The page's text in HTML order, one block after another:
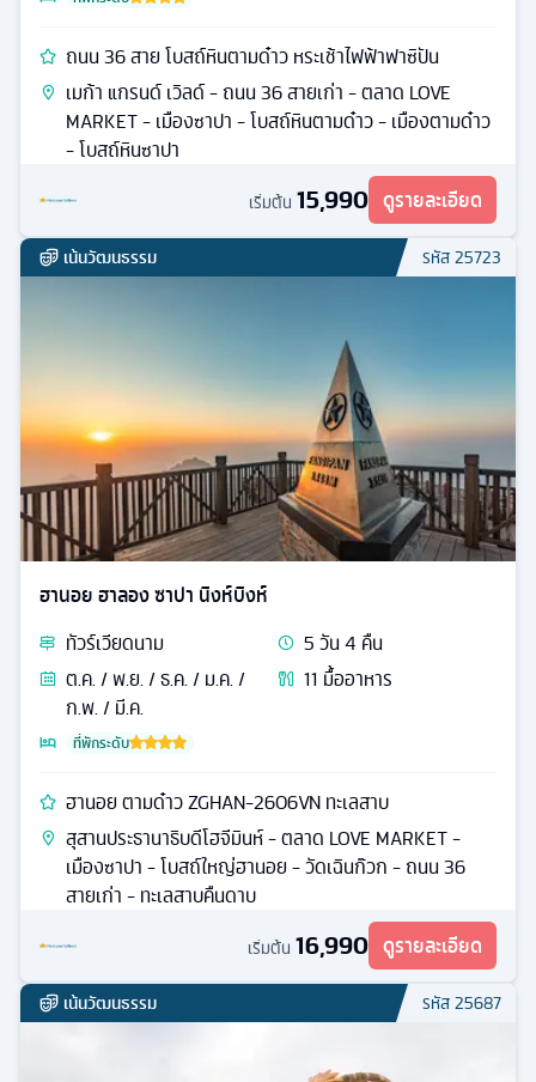
ถนน 36 สาย โบสถ์หินตามด๋าว หระเช้าไฟฟ้าฟาซิปัน
เมก้า แกรนด์ เวิลด์ - ถนน 36 สายเก่า - ตลาด LOVE
MARKET - เมืองซาปา - โบสถ์หินตามด๋าว - เมืองตามด๋าว
- โบสถ์หินซาปา
เริ่มต้น 15,990 ดูรายละเอียด
เน้นวัฒนธรรม รหัส25723
ฮานอย ฮาลอง ซาปา นิงห์บิงห์
ทัวร์เวียดนาม 5วัน4 คืน
ต.ค. / พ.ย. / ธ.ค. / ม.ค. /
ก.พ. / มี.ค.
11 มื้ออาหาร
ที่พักระดับ
ฮานอย ตามด๋าว ZGHAN-2606VN ทะเลสาบ
สุสานประธานาธิบดีโฮจีมินห์ - ตลาด LOVE MARKET -
เมืองซาปา - โบสถ์ใหญ่ฮานอย - วัดเฉินก๊วก - ถนน 36
สายเก่า - ทะเลสาบคืนดาบ
เริ่มต้น 16,990 ดูรายละเอียด
เน้นวัฒนธรรม รหัส25687